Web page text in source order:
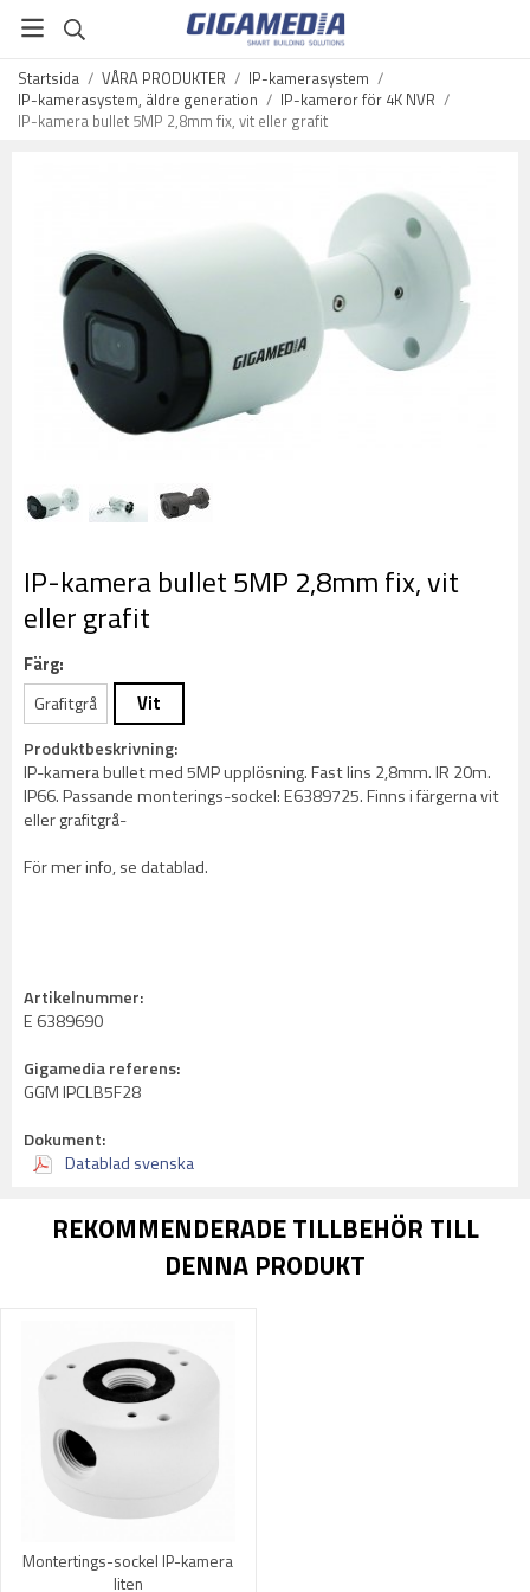
Startsida / VÅRA PRODUKTER / IP-kamerasystem /
IP-kamerasystem, äldre generation / IP-kameror för 4K NVR /
IP-kamera bullet 5MP 2,8mm fix, vit eller grafit
IP-kamera bullet 5MP 2,8mm fix, vit
eller grafit
Färg:
Grafitgrå
Vit
Produktbeskrivning:
IP-kamera bullet med 5MP upplösning. Fast lins 2,8mm. IR 20m.
IP66. Passande monterings-sockel: E6389725. Finns i färgerna vit
eller grafitgrå-
För mer info, se datablad.
Artikelnummer:
E 6389690
Gigamedia referens:
GGM IPCLB5F28
Dokument:
Datablad svenska
REKOMMENDERADE TILLBEHÖR TILL
DENNA PRODUKT
Montertings-sockel IP-kamera
liten